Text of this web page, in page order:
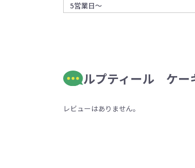
5営業日～
ルプティール ケー
レビューはありません。